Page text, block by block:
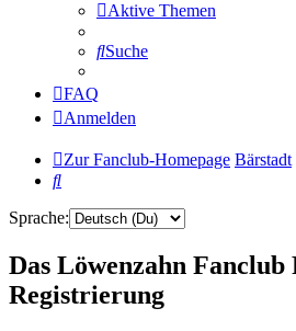
Aktive Themen
Suche
FAQ
Anmelden
Zur Fanclub-Homepage Bärstadt
Suche
Sprache:
Das Löwenzahn Fanclub
Registrierung